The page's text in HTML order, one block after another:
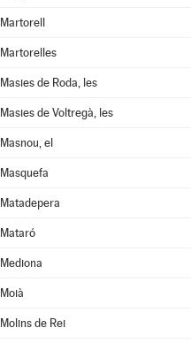
Martorell
Martorelles
Masies de Roda, les
Masies de Voltregà, les
Masnou, el
Masquefa
Matadepera
Mataró
Mediona
Moià
Molins de Rei